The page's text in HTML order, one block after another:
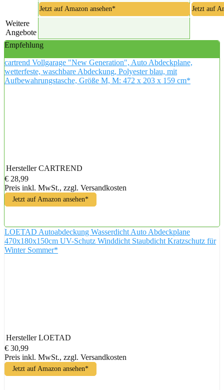
Jetzt auf Amazon ansehen* Jetzt auf
Weitere
Angebote
Empfehlung
cartrend Vollgarage "New Generation", Auto Abdeckplane,
wetterfeste, waschbare Abdeckung, Polyester blau, mit
Aufbewahrungstasche, Größe M, M: 472 x 203 x 159 cm*
Hersteller CARTREND
€ 28,99
Preis inkl. MwSt., zzgl. Versandkosten
Jetzt auf Amazon ansehen*
LOETAD Autoabdeckung Wasserdicht Auto Abdeckplane
470x180x150cm UV-Schutz Winddicht Staubdicht Kratzschutz für
Winter Sommer*
Hersteller LOETAD
€ 30,99
Preis inkl. MwSt., zzgl. Versandkosten
Jetzt auf Amazon ansehen*